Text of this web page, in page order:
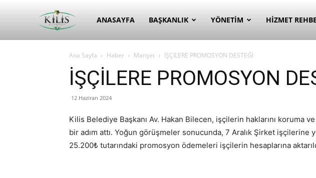
Kilis
Belediyesi
ANASAYFA BAŞKANLIK YÖNETIM HIZMET
Ana Sayfa Haber Manşet İŞÇİLERE PROMOSYON DESTEĞİ
İŞÇİLERE PROMOSYON
12 Haziran 2024
Kilis Belediye Başkanı Av. Hakan Bilecen, işçilerin haklarını koruma
bir adım attı. Yoğun görüşmeler sonucunda, 7 Aralık Şirket işçilerine
25.200₺ tutarındaki promosyon ödemeleri işçilerin hesaplarına